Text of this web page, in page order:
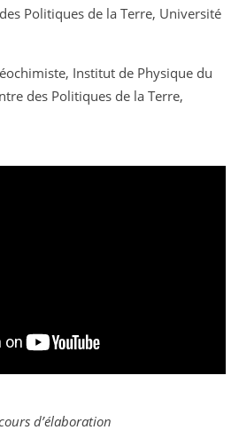
Politiques de la Terre, Université
Institut de Physique du
des Politiques de la Terre,
d’élaboration